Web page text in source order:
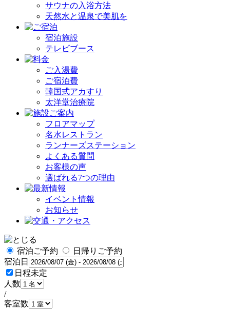
サウナの入浴方法
天然水と温泉で美肌を
宿泊施設
テレビブース
ご入湯費
ご宿泊費
韓国式アカすり
太洋堂治療院
フロアマップ
名水レストラン
ランナーズステーション
よくある質問
お客様の声
選ばれる7つの理由
イベント情報
お知らせ
宿泊ご予約
日帰りご予約
宿泊日
日程未定
人数
/
客室数